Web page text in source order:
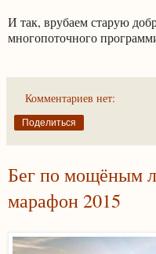
И так, врубаем старую
многопоточного
Комментариев нет:
Поделиться
Бег по мощёным
марафон 2015